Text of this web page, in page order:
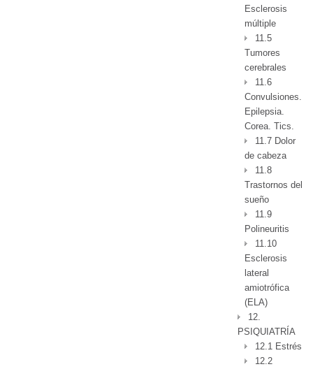
Esclerosis
múltiple
11.5
Tumores
cerebrales
11.6
Convulsiones.
Epilepsia.
Corea. Tics.
11.7 Dolor
de cabeza
11.8
Trastornos del
sueño
11.9
Polineuritis
11.10
Esclerosis
lateral
amiotrófica
(ELA)
12.
PSIQUIATRÍA
12.1 Estrés
12.2